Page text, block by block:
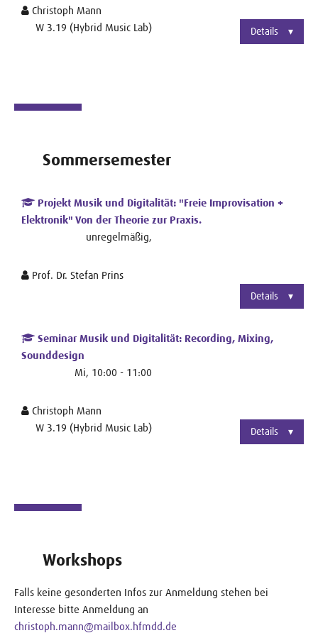
Christoph Mann
W 3.19 (Hybrid Music Lab)
Details
Sommersemester
Projekt Musik und Digitalität: "Freie Improvisation +
Elektronik" Von der Theorie zur Praxis.
unregelmäßig,
Prof. Dr. Stefan Prins
Details
Seminar Musik und Digitalität: Recording, Mixing,
Sounddesign
Mi, 10:00 - 11:00
Christoph Mann
W 3.19 (Hybrid Music Lab)
Details
Workshops
Falls keine gesonderten Infos zur Anmeldung stehen bei
Interesse bitte Anmeldung an
christoph.mann@mailbox.hfmdd.de